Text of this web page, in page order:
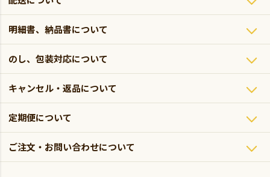
明細書、納品書について
のし、包装対応について
キャンセル・返品について
定期便について
ご注文・お問い合わせについて